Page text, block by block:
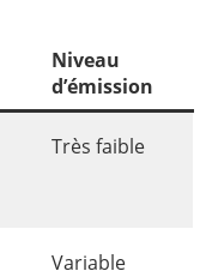
Niveau
d’émission
Très faible
Variable